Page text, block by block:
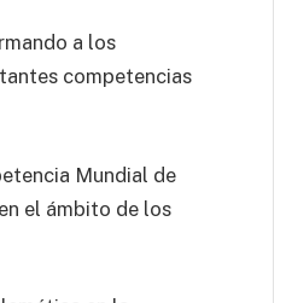
a los
competencias
Mundial de
el ámbito de los